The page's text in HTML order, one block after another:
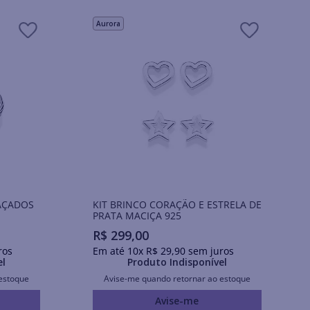
Aurora
KIT BRINCO CORAÇÃO E ESTRELA DE
PRATA MACIÇA 925
R$ 299,00
Em até 10x R$ 29,90sem juros
Produto Indisponível
Avise-me quando retornar ao estoque
Avise-me